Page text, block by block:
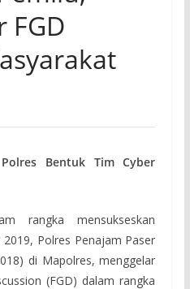
FGD
Bentuk Tim Cyber
rangka mensukseskan
Polres Penajam Paser
di Mapolres, menggelar
(FGD) dalam rangka